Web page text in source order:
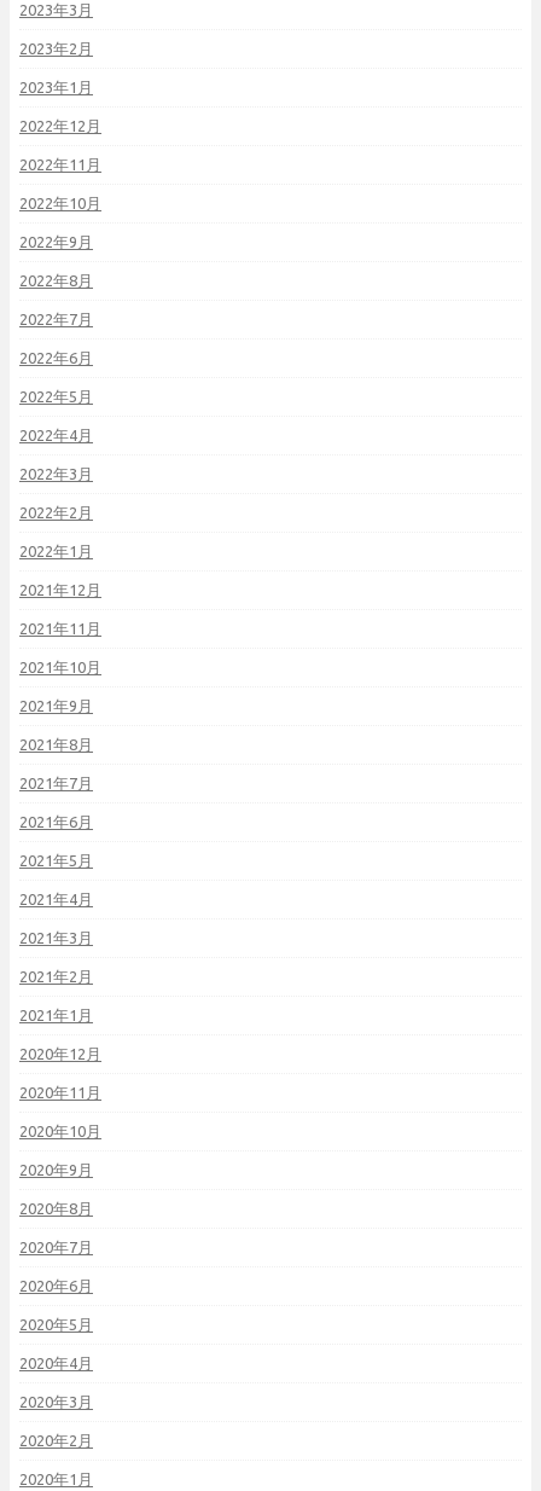
2023年3月
2023年2月
2023年1月
2022年12月
2022年11月
2022年10月
2022年9月
2022年8月
2022年7月
2022年6月
2022年5月
2022年4月
2022年3月
2022年2月
2022年1月
2021年12月
2021年11月
2021年10月
2021年9月
2021年8月
2021年7月
2021年6月
2021年5月
2021年4月
2021年3月
2021年2月
2021年1月
2020年12月
2020年11月
2020年10月
2020年9月
2020年8月
2020年7月
2020年6月
2020年5月
2020年4月
2020年3月
2020年2月
2020年1月